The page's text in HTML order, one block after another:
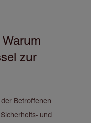
zur
Betroffenen
und